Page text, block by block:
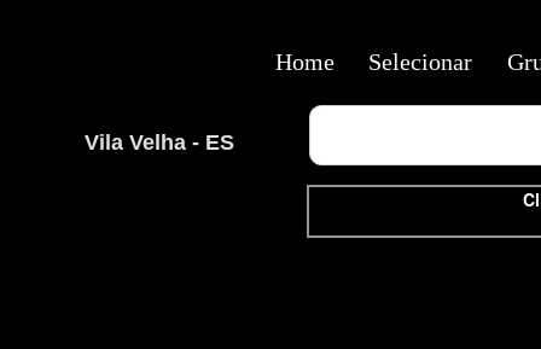
Vila Velha - ES
Home Selecionar